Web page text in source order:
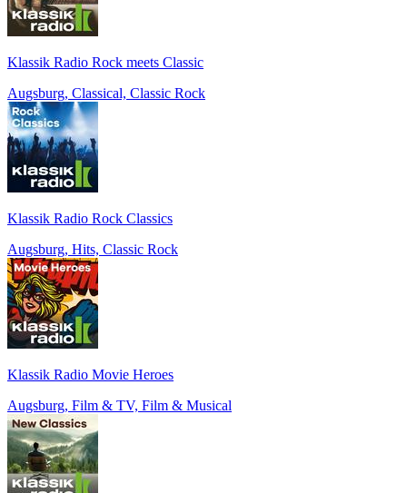
Klassik Radio Rock meets Classic
Augsburg, Classical, Classic Rock
Klassik Radio Rock Classics
Augsburg, Hits, Classic Rock
Klassik Radio Movie Heroes
Augsburg, Film & TV, Film & Musical